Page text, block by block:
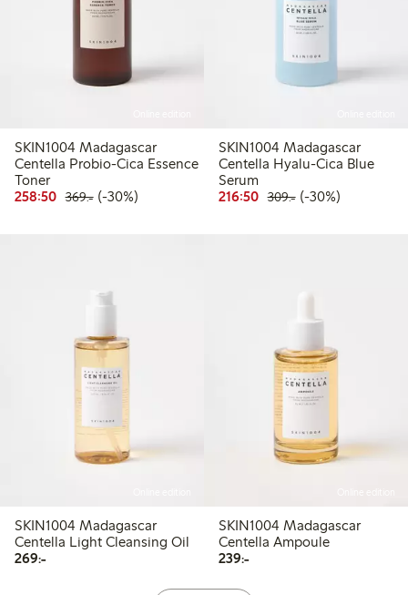
SKIN1004 Madagascar
Centella Probio-Cica Essence
Toner
258:50 Rabatterat pris: 258,50 kr
369:-Ordinarie pris: 369,00 kr
30% rabatt
(-30%)
SKIN1004 Madagascar
Centella Hyalu-Cica Blue
Serum
216:50 Rabatterat pris: 216,50
309:-Ordinarie pris:
30% rabatt
(-30%)
SKIN1004 Madagascar
Centella Light Cleansing Oil
269:-269,00 kr
SKIN1004 Madagascar
Centella Ampoule
239:-239,00 kr